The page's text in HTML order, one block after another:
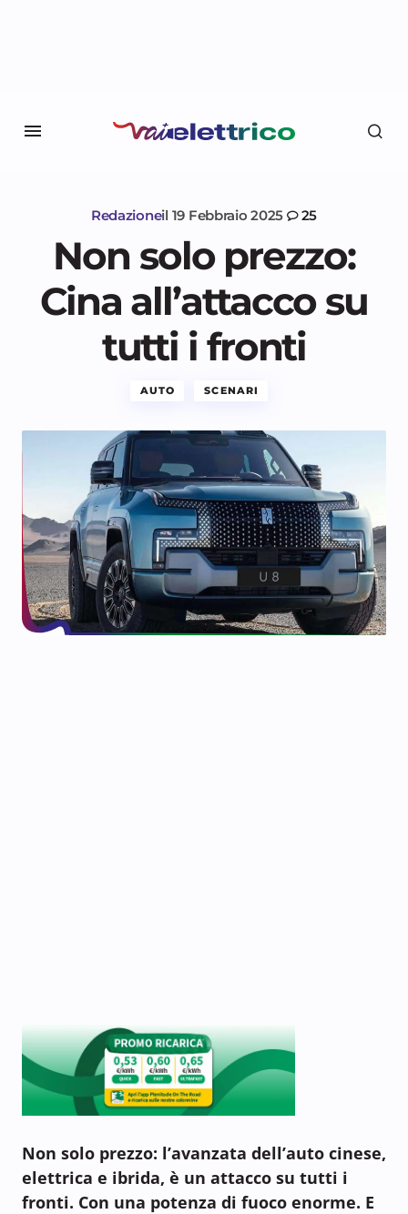
Redazioneil 19 Febbraio 2025 25
Non solo prezzo:
Cina all’attacco su
tutti i fronti
AUTO SCENARI
Non solo prezzo: l’avanzata dell’auto cinese,
elettrica e ibrida, è un attacco su tutti i
fronti. Con una potenza di fuoco enorme. E